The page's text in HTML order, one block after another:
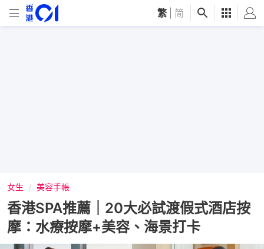
繁 简
女生 美容手帳
香港SPA推薦｜20大必試渡假式酒店按
摩：水療按摩+美容、海景打卡